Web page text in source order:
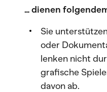
… dienen
Sie
oder
lenken nicht
grafische
davon ab.